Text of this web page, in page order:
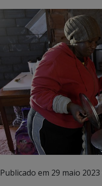
Publicado em 29 maio 2023